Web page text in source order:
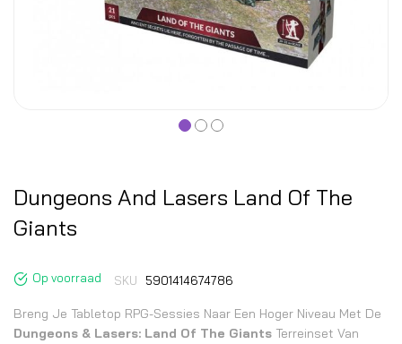
Dungeons And Lasers Land Of The
Giants
Op voorraad SKU 5901414674786
Breng Je Tabletop RPG-Sessies Naar Een Hoger Niveau Met De
Dungeons & Lasers: Land Of The Giants Terreinset Van